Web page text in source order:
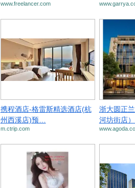
www.freelancer.com
携程酒店-格雷斯精选酒店(杭
州西溪店)预…
m.ctrip.com
浙大圆正
河坊街店